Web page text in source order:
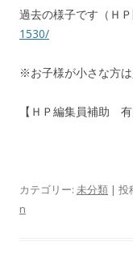
過去の様子です（Ｈ
1530/
※お子様が小さな方は
【ＨＰ編集員補助 有
カテゴリー: 未分類 | 投
n